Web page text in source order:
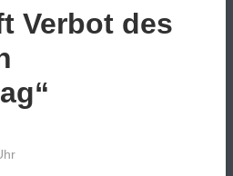
Verbot des